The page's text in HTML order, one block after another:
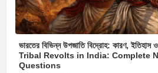
ভারতের বিভিন্ন উপজাতি বিদ্রোহ: কারণ,
Tribal Revolts in India: Complete
Questions